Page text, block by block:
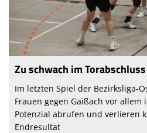
Zu schwach im Torabschluss
Im letzten Spiel der Bezirksliga-
Frauen gegen Gaißach vor
Potenzial abrufen und verlieren
Endresultat